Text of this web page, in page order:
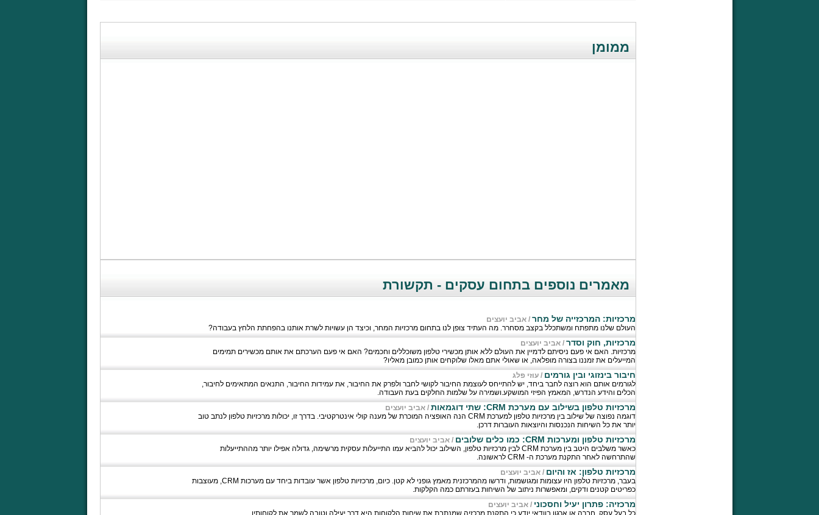
ממומן
מאמרים נוספים בתחום עסקים - תקשורת
מרכזיות: המרכזייה של מחר /אביב יועצים
העולם שלנו מתפתח ומשתכלל בקצב מסחרר. מה העתיד צופן לנו בתחום מרכזיות המחר, וכיצד הן עשויות לשרת אותנו בהפחתת הלחץ בעבודה?
מרכזיות, חוק וסדר /אביב יועצים
מרכזיות. האם אי פעם ניסיתם לדמיין את העולם ללא אותן מכשירי טלפון משוכללים וחכמים? האם אי פעם הערכתם את אותם מכשירים תמימים
המייעלים את זמננו בצורה מופלאה, או שאולי אתם מאלו שלוקחים אותן כמובן מאליו?
חיבור בינזוגי ובין גורמים /עוזי פלג
לגורמים אותם הוא רוצה לחבר ביחד, יש להתייחס לעוצמת החיבור לקושי לחבר ולפרק את החיבור, את עמידות החיבור, התנאים המתאימים לחיבור,
הכלים והידע הנדרש, המאמץ הפיזי המושקע.ושמירה על שלמות החלקים בעת העבודה.
מרכזיות טלפון בשילוב עם מערכת CRM: שתי דוגמאות /אביב יועצים
דוגמה נפוצה של שילוב בין מרכזיות טלפון למערכת CRM הנה האופציה המוכרת של מענה קולי אינטרקטיבי. בדרך זו, יכולות מרכזיות טלפון לנתב טוב
יותר את כל השיחות הנכנסות והיוצאות העוברות דרכן.
מרכזיות טלפון ומערכות CRM: כמו כלים שלובים /אביב יועצים
כאשר משלבים היטב בין מערכת CRM לבין מרכזיות טלפון, השילוב יכול להביא עמו התייעלות עסקית מרשימה, גדולה אפילו יותר מההתייעלות
שהתרחשה לאחר התקנת מערכת ה- CRM לראשונה.
מרכזיות טלפון: אז והיום /אביב יועצים
בעבר, מרכזיות טלפון היו עצומות ומגושמות, ודרשו מהמרכזנית מאמץ גופני לא קטן. כיום, מרכזיות טלפון אשר עובדות ביחד עם מערכות CRM, מעוצבות
כפריטים קטנים ודקים, ומאפשרות ניתוב של השיחות בעזרתם כמה הקלקות.
מרכזיה: פתרון יעיל וחסכוני /אביב יועצים
כל בעל עסק, חברה או ארגון בוודאי יודע כי התקנת מרכזיה שמנתבת את שיחות הלקוחות היא דרך יעילה וטובה לשמר את לקוחותיו.